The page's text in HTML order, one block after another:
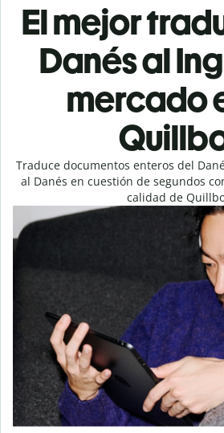
El mejor
Danés al
mercado
Traduce documentos enteros del
al Danés en cuestión de segundos
calidad de